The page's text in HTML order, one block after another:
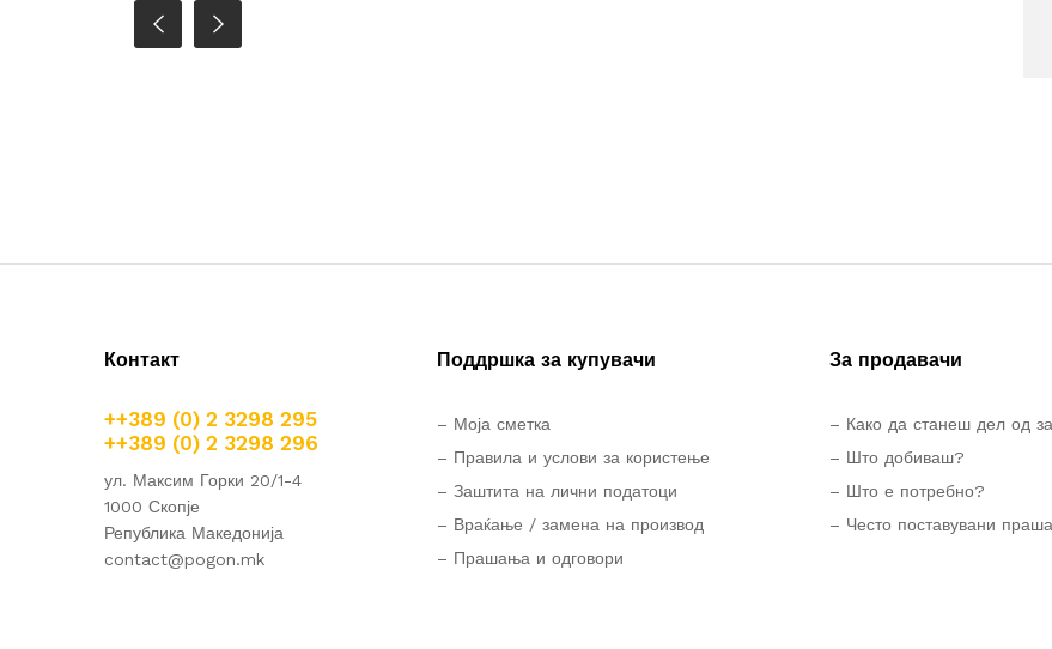
Контакт
++389 (0) 2 3298 295
++389 (0) 2 3298 296
ул. Максим Горки 20/1-4
1000 Скопје
Република Македонија
contact@pogon.mk
Поддршка за купувачи
– Моја сметка
– Правила и услови за користење
– Заштита на лични податоци
– Враќање / замена на производ
– Прашања и одговори
За продавачи
– Како да станеш дел од
– Што добиваш?
– Што е потребно?
– Често поставувани